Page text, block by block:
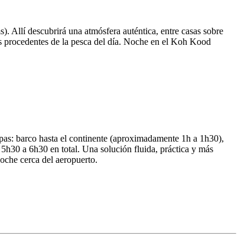
Allí descubrirá una atmósfera auténtica, entre casas sobre
de la pesca del día. Noche en el Koh Kood
barco hasta el continente (aproximadamente 1h a 1h30),
a 6h30 en total. Una solución fluida, práctica y más
cerca del aeropuerto.